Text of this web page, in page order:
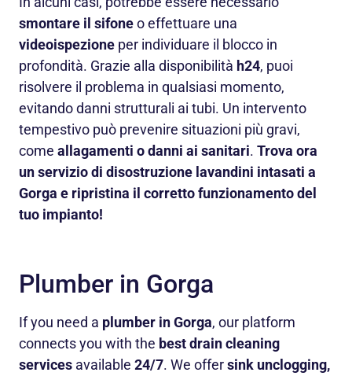
smontare il sifoneo effettuare una
videoispezione per individuare il blocco in
profondità. Grazie alla disponibilità h24, puoi
risolvere il problema in qualsiasi momento,
evitando danni strutturali ai tubi. Un intervento
tempestivo può prevenire situazioni più gravi,
come allagamenti o danni ai sanitari. Trova ora
un servizio di disostruzione lavandini intasati a
Gorga e ripristina il corretto funzionamento del
tuo impianto!
Plumber in Gorga
If you need a plumber in Gorga, our platform
connects you with the best drain cleaning
services available 24/7. We offersink unclogging,